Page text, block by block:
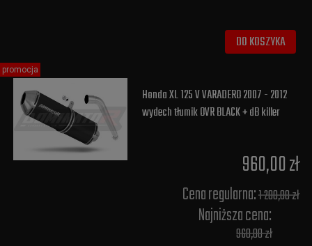
DO KOSZYKA
Honda XL 125 V VARADERO 2007 - 2012
wydech tłumik OVR BLACK + dB killer
960,00 zł
Cena regularna:1 200,00 zł
Najniższa cena:
960,00 zł
promocja